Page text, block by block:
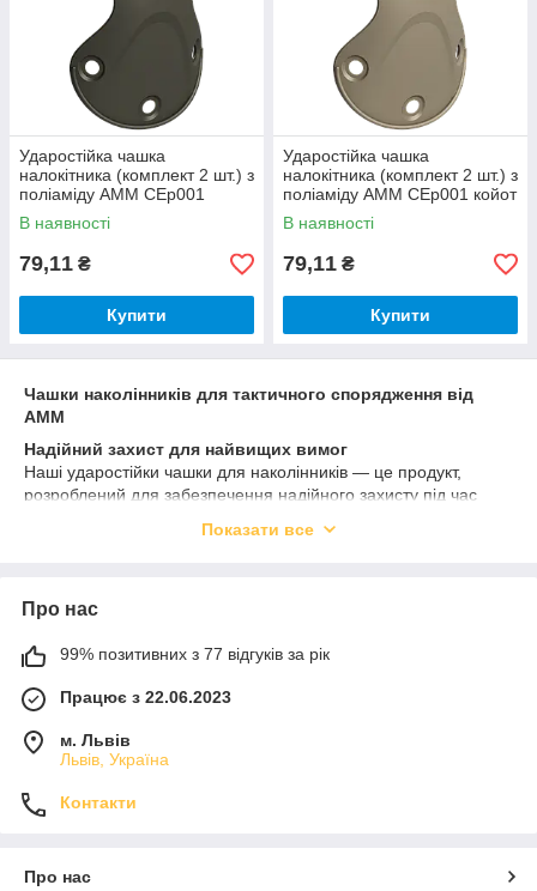
Ударостійка чашка
налокітника (комплект 2 шт.) з
поліаміду AMM CEp001
олива (07.01.021.01.30)
В наявності
79,11 ₴
Купити
Ударостійка чашка
налокітника (комплект 2 шт.) з
поліаміду AMM CEp001 койот
піщаний (07.01.021.01.62)
В наявності
79,11 ₴
Купити
Чашки наколінників для тактичного спорядження від
АММ
Надійний захист для найвищих вимог
Наші ударостійки чашки для наколінників — це продукт,
розроблений для забезпечення надійного захисту під час
Виготовлені з поліаміду або поліуретану, вони відрізняються
Різновиди моделей:
• Ударостійка чашка для наколінника (комплект 2 шт.) з
поліаміду
Доступні кольори: чорний, койот, піщаний койот, олива.
поліуретану
Доступні кольори:
Доступні кольори:
Показати все
Про нас
99% позитивних з 77 відгуків за рік
Працює з 22.06.2023
м. Львів
Львів, Україна
Контакти
Про нас